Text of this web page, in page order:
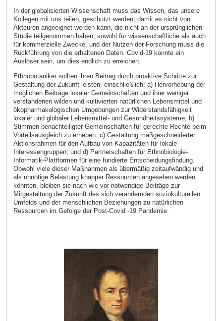
In der globalisierten Wissenschaft muss das Wissen, das unsere
Kollegen mit uns teilen, geschützt werden, damit es nicht von
Akteuren angeeignet werden kann, die nicht an der ursprünglichen
Studie teilgenommen haben, sowohl für wissenschaftliche als auch
für kommerzielle Zwecke, und der Nutzen der Forschung muss die
Rückführung von die erhaltenen Daten. Covid-19 könnte ein
Auslöser sein, um dies endlich zu erreichen.
Ethnobotaniker sollten ihren Beitrag durch proaktive Schritte zur
Gestaltung der Zukunft leisten, einschließlich: a) Hervorhebung der
möglichen Beiträge lokaler Gemeinschaften und ihrer weniger
verstandenen wilden und kultivierten natürlichen Lebensmittel und
ökopharmakologischen Umgebungen zur Widerstandsfähigkeit
lokaler und globaler Lebensmittel- und Gesundheitssysteme; b)
Stimmen benachteiligter Gemeinschaften für gerechte Rechte beim
Vorteilsausgleich zu erheben; c) Gestaltung maßgeschneiderter
Aktionsrahmen für den Aufbau von Kapazitäten für lokale
Interessengruppen; und d) Partnerschaften für Ethnobiologie-
Informatik-Plattformen für eine fundierte Entscheidungsfindung.
Obwohl viele dieser Maßnahmen als übermäßig zeitaufwändig und
als unnötige Belastung knapper Ressourcen angesehen werden
könnten, bleiben sie nach wie vor notwendige Beiträge zur
Mitgestaltung der Zukunft des sich verändernden soziokulturellen
Umfelds und der menschlichen Beziehungen zu natürlichen
Ressourcen im Gefolge der Post-Covid -19 Pandemie.